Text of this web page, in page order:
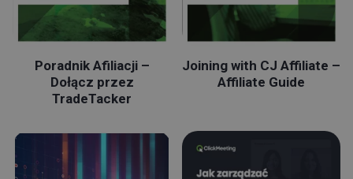
Poradnik Afiliacji –
Dołącz przez
TradeTacker
Joining with CJ Affiliate –
Affiliate Guide